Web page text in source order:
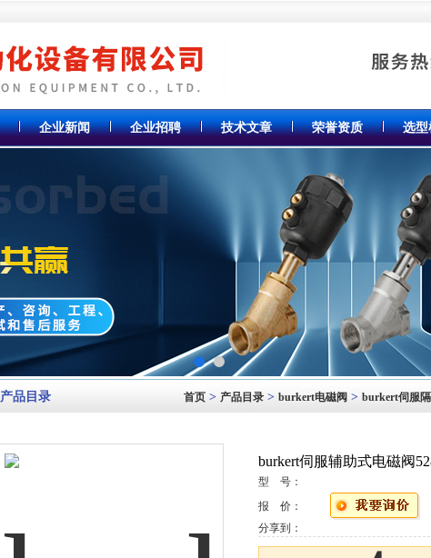
企业新闻 企业招聘 技术文章 荣誉资质 选型
产品目录 首页> 产品目录> burkert电磁阀> burkert伺服
burkert伺服辅助式电磁阀
型 号：
报 价：
分享到：